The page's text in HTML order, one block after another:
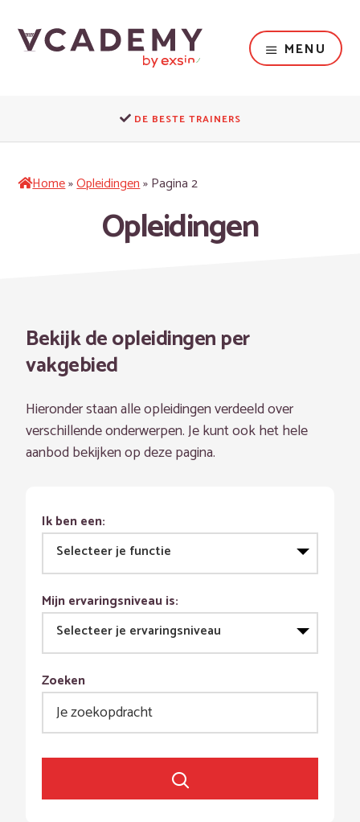
naar
het
domein
MENU
DE BESTE TRAINERS
Home»Opleidingen»Pagina 2
Opleidingen
Bekijk de opleidingen per
vakgebied
Hieronder staan alle opleidingen verdeeld over
verschillende onderwerpen. Je kunt ook het hele
aanbod bekijken op deze pagina.
Ik ben een:
Selecteer je functie
Mijn ervaringsniveau is:
Selecteer je ervaringsniveau
Zoeken